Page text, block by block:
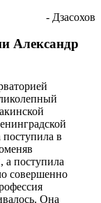
- Дзасохов
Александр
в
а поступила
совершенно
Она